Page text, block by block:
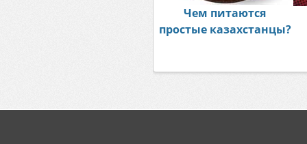
Чем питаются
простые казахстанцы?